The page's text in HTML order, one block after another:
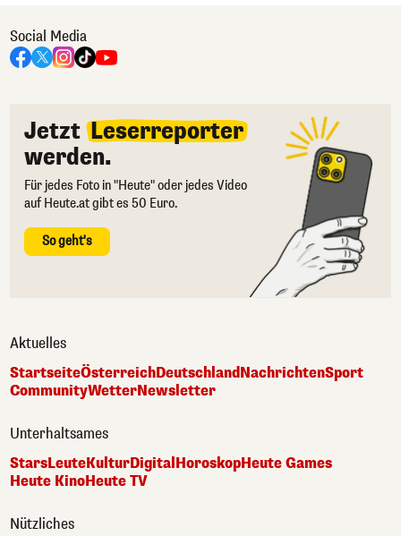
Social Media
Jetzt Leserreporter
werden.
Für jedes Foto in "Heute" oder jedes Video
auf Heute.at gibt es 50 Euro.
So geht's
Aktuelles
StartseiteÖsterreichDeutschlandNachrichtenSport
CommunityWetterNewsletter
Unterhaltsames
StarsLeuteKulturDigitalHoroskopHeute Games
Heute KinoHeute TV
Nützliches